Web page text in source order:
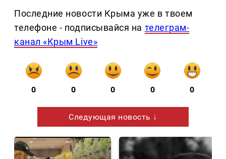
Последние новости Крыма уже в твоем
телефоне - подписывайся на телеграм-
канал «Крым Live»
0 0 0 0 0
Следующая новость ↓